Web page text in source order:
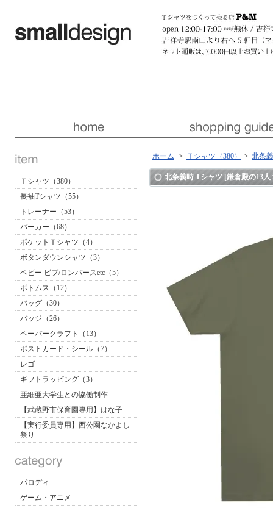
Ｔシャツ（380）
長袖Tシャツ（55）
トレーナー（53）
パーカー（68）
ポケットＴシャツ（4）
ボタンダウンシャツ（3）
ベビー ビブ/ロンパースetc（5）
ボトムス（12）
バッグ（30）
バッジ（26）
ペーパークラフト（13）
ポストカード・シール（7）
レゴ
ギフトラッピング（3）
亜細亜大学生との協働制作
【武蔵野市保育園専用】はな子
【実行委員専用】西公園なかよし
祭り
パロディ
ゲーム・アニメ
ホーム > Ｔシャツ（380） > 北条
北条義時 Tシャツ [鎌倉殿の13人